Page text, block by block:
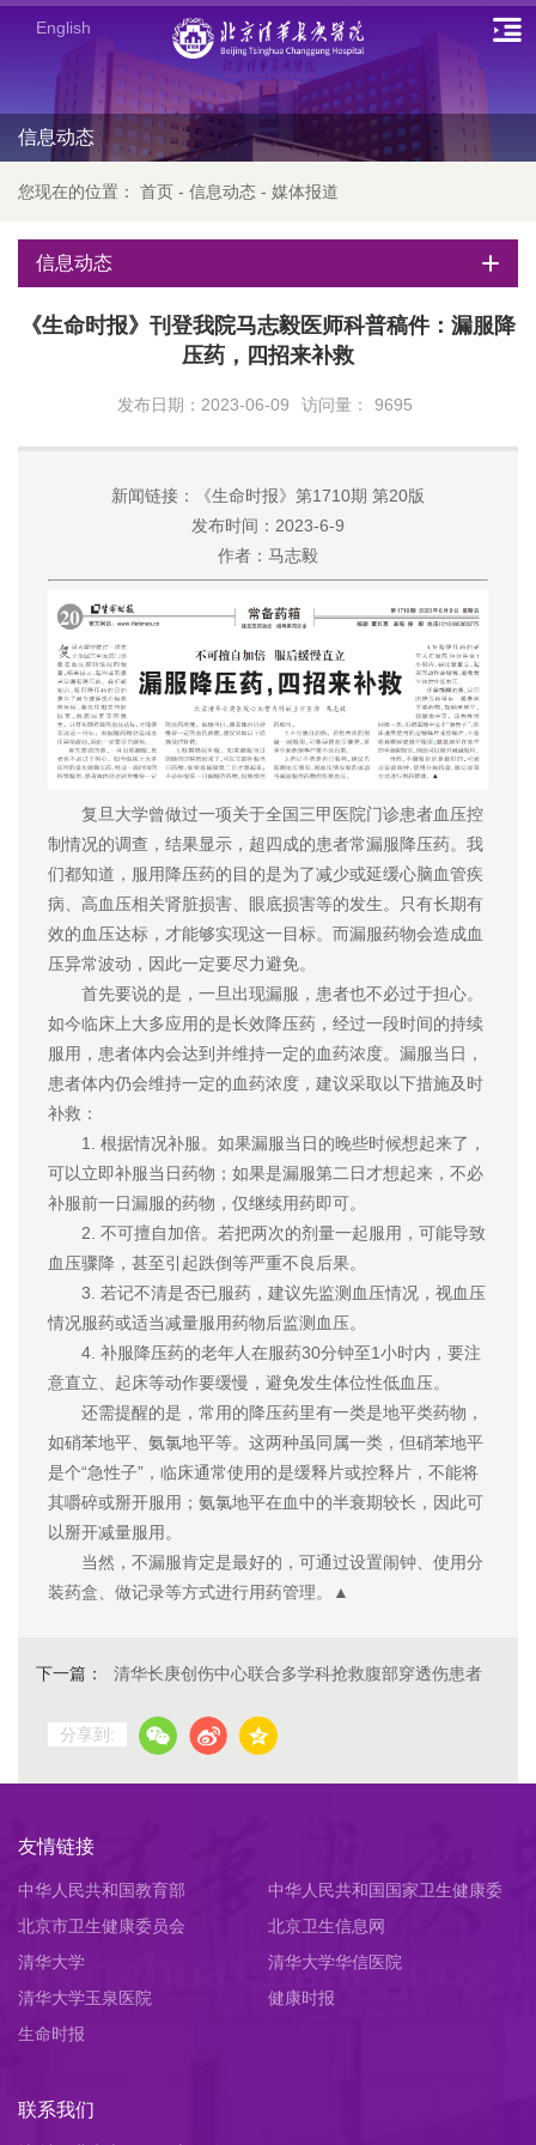
English
信息动态
您现在的位置： 首页 - 信息动态 - 媒体报道
信息动态
《生命时报》刊登我院马志毅医师科普稿件：漏服降
压药，四招来补救
发布日期：2023-06-09 访问量： 9695
新闻链接：《生命时报》第1710期 第20版
发布时间：2023-6-9
作者：马志毅
复旦大学曾做过一项关于全国三甲医院门诊患者血压控
制情况的调查，结果显示，超四成的患者常漏服降压药。我
们都知道，服用降压药的目的是为了减少或延缓心脑血管疾
病、高血压相关肾脏损害、眼底损害等的发生。只有长期有
效的血压达标，才能够实现这一目标。而漏服药物会造成血
压异常波动，因此一定要尽力避免。
首先要说的是，一旦出现漏服，患者也不必过于担心。
如今临床上大多应用的是长效降压药，经过一段时间的持续
服用，患者体内会达到并维持一定的血药浓度。漏服当日，
患者体内仍会维持一定的血药浓度，建议采取以下措施及时
补救：
1. 根据情况补服。如果漏服当日的晚些时候想起来了，
可以立即补服当日药物；如果是漏服第二日才想起来，不必
补服前一日漏服的药物，仅继续用药即可。
2. 不可擅自加倍。若把两次的剂量一起服用，可能导致
血压骤降，甚至引起跌倒等严重不良后果。
3. 若记不清是否已服药，建议先监测血压情况，视血压
情况服药或适当减量服用药物后监测血压。
4. 补服降压药的老年人在服药30分钟至1小时内，要注
意直立、起床等动作要缓慢，避免发生体位性低血压。
还需提醒的是，常用的降压药里有一类是地平类药物，
如硝苯地平、氨氯地平等。这两种虽同属一类，但硝苯地平
是个“急性子”，临床通常使用的是缓释片或控释片，不能将
其嚼碎或掰开服用；氨氯地平在血中的半衰期较长，因此可
以掰开减量服用。
当然，不漏服肯定是最好的，可通过设置闹钟、使用分
装药盒、做记录等方式进行用药管理。▲
下一篇： 清华长庚创伤中心联合多学科抢救腹部穿透伤患者
分享到:
友情链接
中华人民共和国教育部
中华人民共和国国家卫生健康委
员会
北京市卫生健康委员会
北京卫生信息网
清华大学
清华大学华信医院
清华大学玉泉医院
健康时报
生命时报
联系我们